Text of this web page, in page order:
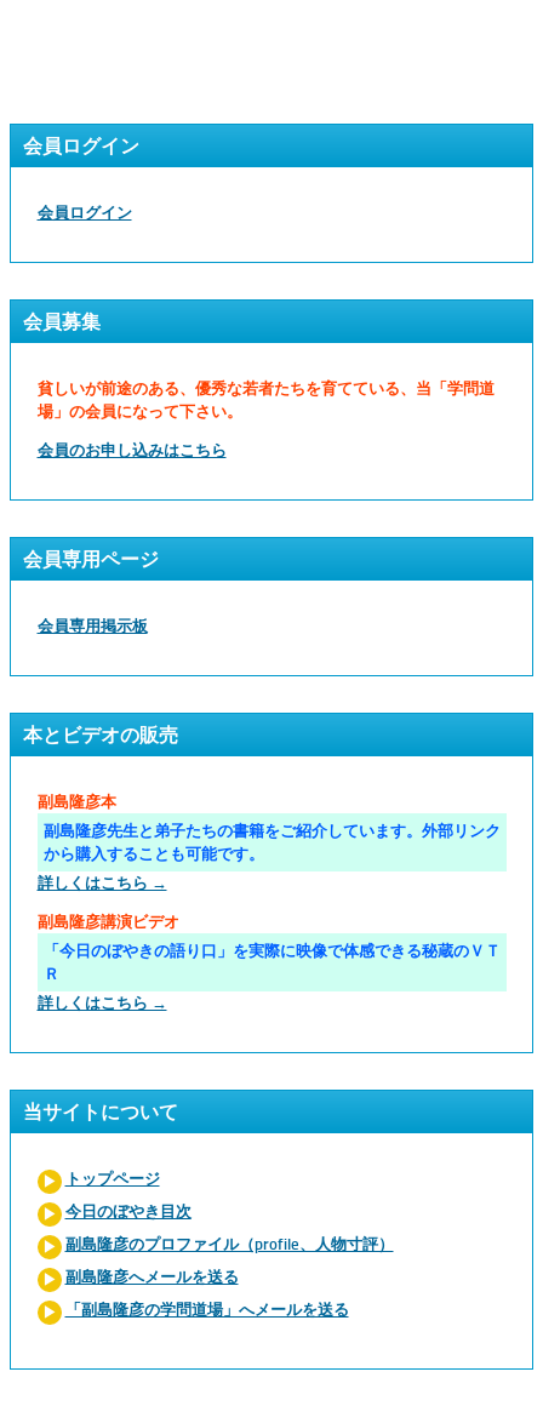
会員ログイン
会員ログイン
会員募集
貧しいが前途のある、優秀な若者たちを育てている、当「学問道
場」の会員になって下さい。
会員のお申し込みはこちら
会員専用ページ
会員専用掲示板
本とビデオの販売
副島隆彦本
副島隆彦先生と弟子たちの書籍をご紹介しています。外部リンク
から購入することも可能です。
詳しくはこちら →
副島隆彦講演ビデオ
「今日のぼやきの語り口」を実際に映像で体感できる秘蔵のＶＴ
Ｒ
詳しくはこちら →
当サイトについて
トップページ
今日のぼやき目次
副島隆彦のプロファイル（profile、人物寸評）
副島隆彦へメールを送る
「副島隆彦の学問道場」へメールを送る